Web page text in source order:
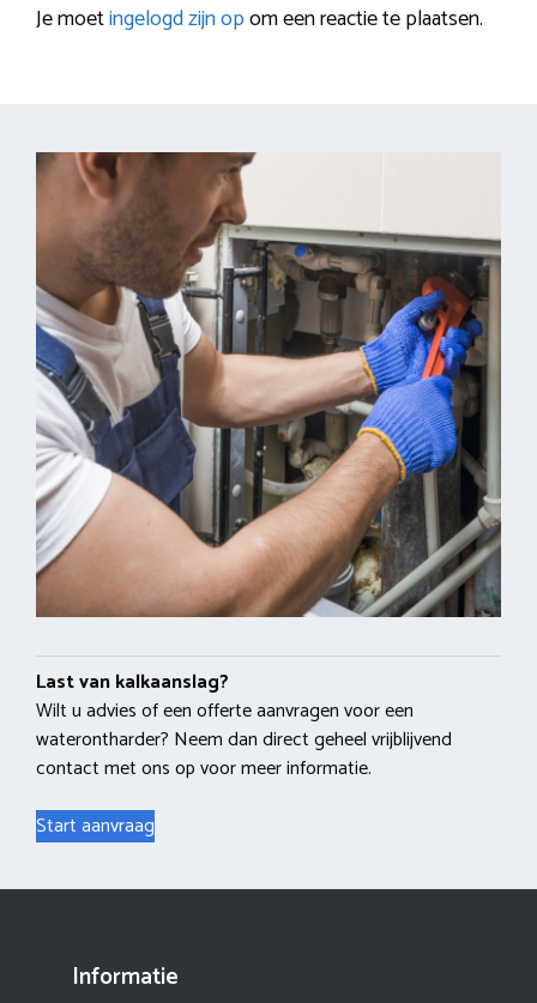
Je moetingelogd zijn opom een reactie te plaatsen.
Last van kalkaanslag?
Wilt u advies of een offerte aanvragen voor een
waterontharder? Neem dan direct geheel vrijblijvend
contact met ons op voor meer informatie.
Start aanvraag
Informatie